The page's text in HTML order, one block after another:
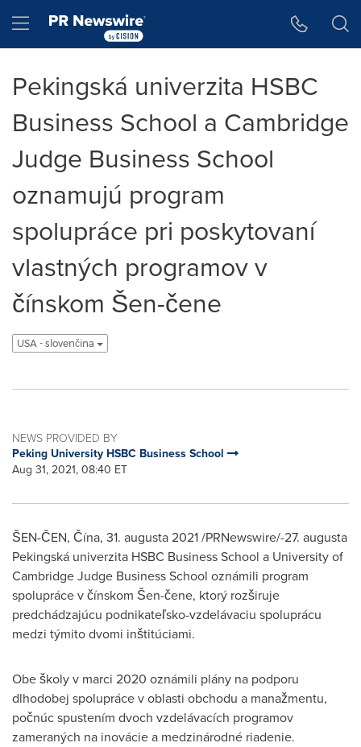
Hamburger menu
Pekingská univerzita HSBC
Business School a Cambridge
Judge Business School
oznamujú program
spolupráce pri poskytovaní
vlastných programov v
čínskom Šen-čene
USA - slovenčina
NEWS PROVIDED BY
Peking University HSBC Business School
Aug 31, 2021, 08:40 ET
ŠEN-ČEN, Čína, 31. augusta 2021 /PRNewswire/-27. augusta
Pekingská univerzita HSBC Business School a University of
CambridgeJudge Business School oznámili program
spolupráce v čínskom Šen-čene, ktorý rozširuje
predchádzajúcu podnikateľsko-vzdelávaciu spoluprácu
medzi týmito dvomi inštitúciami.
Obe školy v marci 2020 oznámili plány na podporu
dlhodobej spolupráce v oblasti obchodu a manažmentu,
počnúc spustením dvoch vzdelávacích programov
zameraných na inovácie a medzinárodné riadenie.